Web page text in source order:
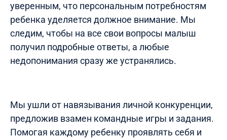
уверенным, что персональным потребностям
ребенка уделяется должное внимание. Мы
следим, чтобы на все свои вопросы малыш
получил подробные ответы, а любые
недопонимания сразу же устранялись.
Мы ушли от навязывания личной конкуренции,
предложив взамен командные игры и задания.
Помогая каждому ребенку проявлять себя и